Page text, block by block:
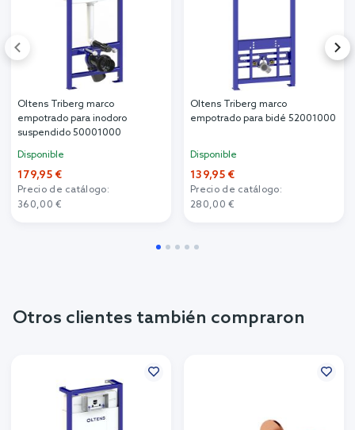
Oltens Triberg marco
empotrado para inodoro
suspendido 50001000
Disponible
179,95 €
Precio de catálogo:
360,00 €
Oltens Triberg marco
empotrado para bidé 52001000
Disponible
139,95 €
Precio de catálogo:
280,00 €
Otros clientes también compraron